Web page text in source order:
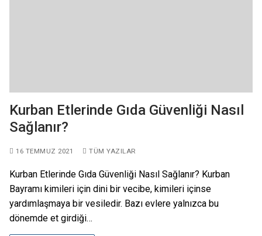
Kurban Etlerinde Gıda Güvenliği Nasıl
Sağlanır?
16 TEMMUZ 2021 TÜM YAZILAR
Kurban Etlerinde Gıda Güvenliği Nasıl Sağlanır? Kurban
Bayramı kimileri için dini bir vecibe, kimileri içinse
yardımlaşmaya bir vesiledir. Bazı evlere yalnızca bu
dönemde et girdiği…